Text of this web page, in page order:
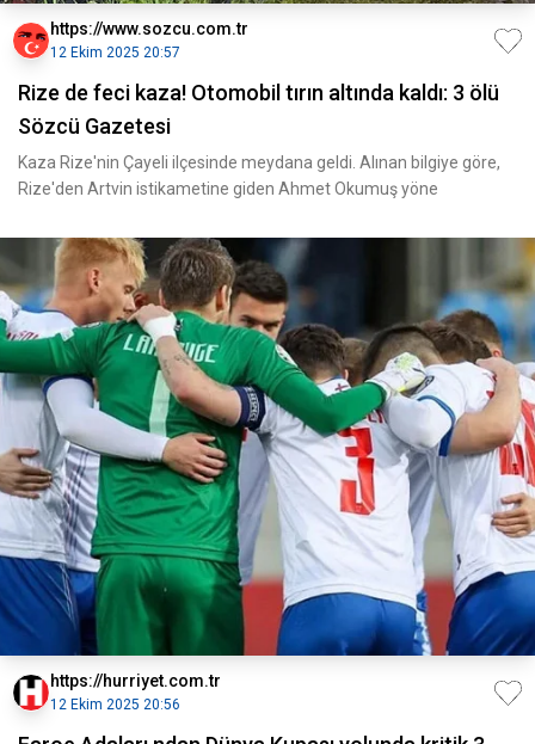
https://www.sozcu.com.tr
12 Ekim 2025 20:57
Rize de feci kaza! Otomobil tırın altında kaldı: 3 ölü
Sözcü Gazetesi
Kaza Rize'nin Çayeli ilçesinde meydana geldi. Alınan bilgiye göre,
Rize'den Artvin istikametine giden Ahmet Okumuş yöne
https://hurriyet.com.tr
12 Ekim 2025 20:56